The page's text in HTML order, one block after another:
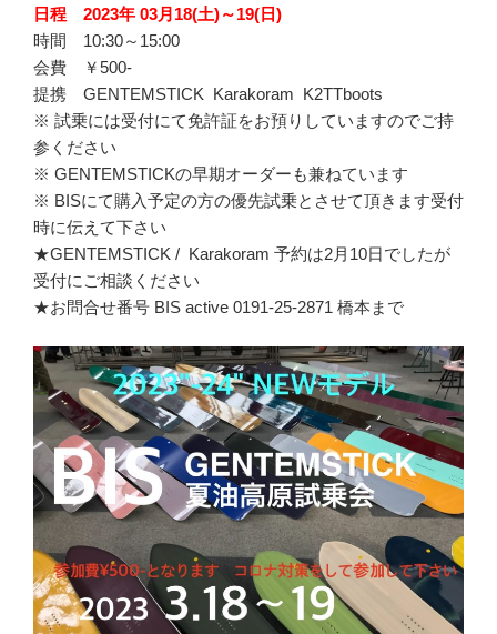
日程 2023年 03月18(土)～19(日)
時間 10:30～15:00
会費 ￥500-
提携 GENTEMSTICK Karakoram K2TTboots
※ 試乗には受付にて免許証をお預りしていますのでご持
参ください
※ GENTEMSTICKの早期オーダーも兼ねています
※ BISにて購入予定の方の優先試乗とさせて頂きます受付
時に伝えて下さい
★GENTEMSTICK / Karakoram 予約は2月10日でしたが
受付にご相談ください
★お問合せ番号 BIS active 0191-25-2871 橋本まで